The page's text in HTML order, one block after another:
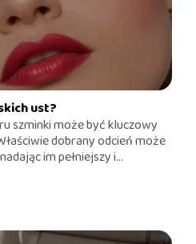
ust?
szminki może być kluczowy
dobrany odcień może
im pełniejszy i...